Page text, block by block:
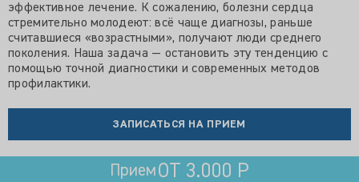
эффективное лечение. К сожалению, болезни сердца
стремительно молодеют: всё чаще диагнозы, раньше
считавшиеся «возрастными», получают люди среднего
поколения. Наша задача — остановить эту тенденцию с
помощью точной диагностики и современных методов
профилактики.
ЗАПИСАТЬСЯ НА ПРИЕМ
ПриемОТ 3.000 Р